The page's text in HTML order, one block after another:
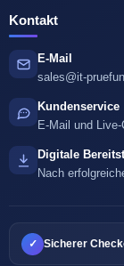
Kontakt
E-Mail
sales@it-
Kundenservice
E-Mail und Live-
Digitale
Nach
✓ Sicherer